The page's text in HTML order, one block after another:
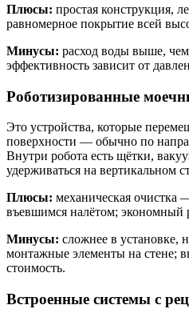
Плюсы: простая конструкция,
равномерное покрытие всей
Минусы: расход воды выше,
эффективность зависит от
Роботизированные
Это устройства, которые
поверхности — обычно по
Внутри робота есть щётки,
удерживаться на вертикальном
Плюсы: механическая очистка
въевшимся налётом; экономный
Минусы: сложнее в
монтажные элементы на стене;
стоимость.
Встроенные системы с